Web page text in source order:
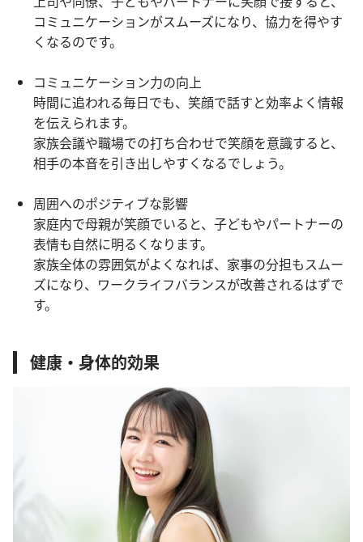
コミュニケーションがスムーズになり、協力を得やす
くなるのです。
コミュニケーション力の向上
時間に追われる毎日でも、笑顔で話すと効率よく情報
を伝えられます。
家族会議や職場での打ち合わせで笑顔を意識すると、
相手の本音を引き出しやすくなるでしょう。
周囲へのポジティブな影響
家庭内で母親が笑顔でいると、子どもやパートナーの
表情も自然に明るくなります。
家族全体の雰囲気がよくなれば、家事の分担もスムー
ズになり、ワークライフバランスが改善されるはずで
す。
健康・身体的効果